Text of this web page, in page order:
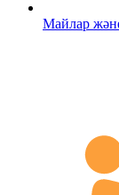
Майлар